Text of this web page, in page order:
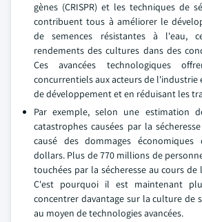
gènes (CRISPR) et les techniques de
contribuent tous à améliorer le
de semences résistantes à l'eau,
rendements des cultures dans des
Ces avancées technologiques
concurrentiels aux acteurs de l'industrie
de développement et en réduisant les
Par exemple, selon une estimation
catastrophes causées par la
causé des dommages
dollars. Plus de 770 millions de
touchées par la sécheresse au cours de
C'est pourquoi il est maintenant
concentrer davantage sur la culture de
au moyen de technologies avancées.